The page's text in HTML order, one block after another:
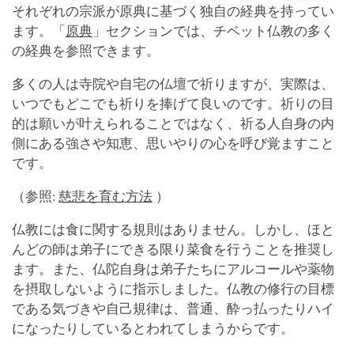
それぞれの宗派が原典に基づく独自の経典を持ってい
ます。「 原典 」セクションでは、チベット仏教の多く
の経典を参照できます。
多くの人は寺院や自宅の仏壇で祈りますが、実際は、
いつでもどこでも祈りを捧げて良いのです。祈りの目
的は願いが叶えられることではなく、祈る人自身の内
側にある強さや知恵、思いやりの心を呼び覚ますこと
です。
（参照: 慈悲を育む方法 ）
仏教には食に関する規則はありません。しかし、ほと
んどの師は弟子にできる限り菜食を行うことを推奨し
ます。また、仏陀自身は弟子たちにアルコールや薬物
を摂取しないように指示しました。仏教の修行の目標
である気づきや自己規律は、普通、酔っ払ったりハイ
になったりしているとわれてしまうからです。